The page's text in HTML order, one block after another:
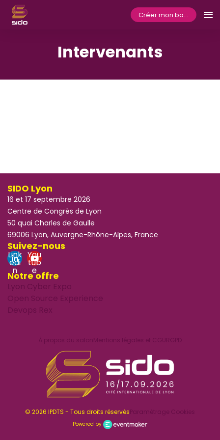
Créer mon badge
Intervenants
SIDO Lyon
16 et 17 septembre 2026
Centre de Congrès de Lyon
50 quai Charles de Gaulle
69006 Lyon, Auvergne-Rhône-Alpes, France
Suivez-nous
Link
edi
n
You
tub
e
Notre offre
Lyon Cyber Expo
Open Source Experience
Devops Rex
À propos du salonMentions légales et CGURGPD
© 2026 IPDTS - Tous droits réservésParamétrage Cookies
Powered by